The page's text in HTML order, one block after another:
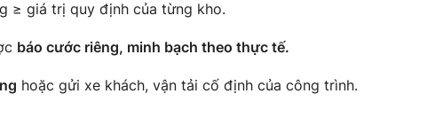
≥ giá trị quy định của từng kho.
báo cước riêng, minh bạch theo thực tế.
hoặc gửi xe khách, vận tải cố định của công trình.